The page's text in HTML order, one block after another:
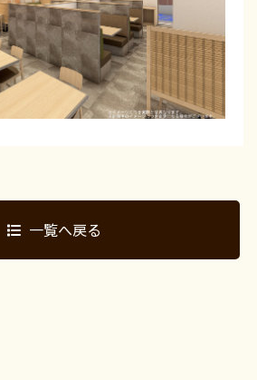
一覧へ戻る